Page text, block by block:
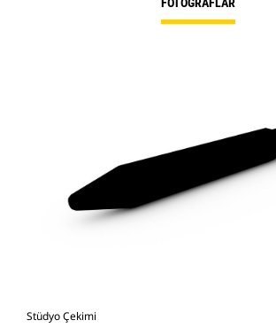
FOTOĞRAFLAR
Stüdyo Çekimi